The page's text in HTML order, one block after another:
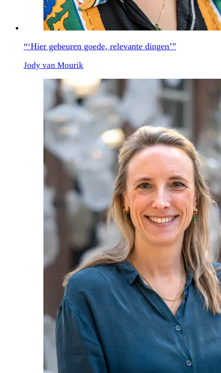
“‘Hier gebeuren goede, relevante dingen’”
Jody van Mourik